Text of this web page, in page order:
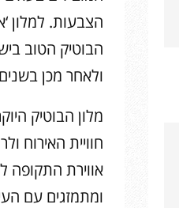
הצבעות. למלון
ולאחר מכן בשנים : 2015 2016 2017 2018 2019
מלון הבוטיק
חוויית האירוח
אווירת התקופה
ומתמזגים עם